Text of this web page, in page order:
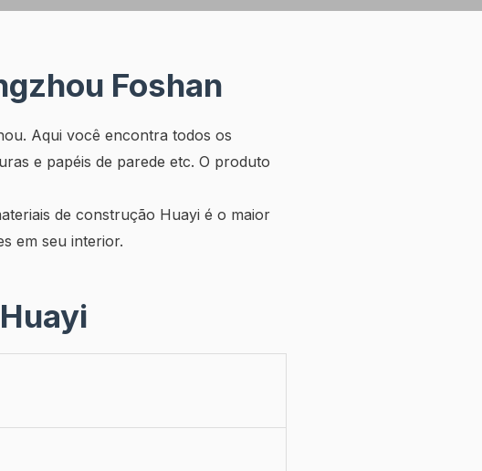
Foshan
Aqui você encontra todos os
e papéis de parede etc. O produto
de construção Huayi é o maior
em seu interior.